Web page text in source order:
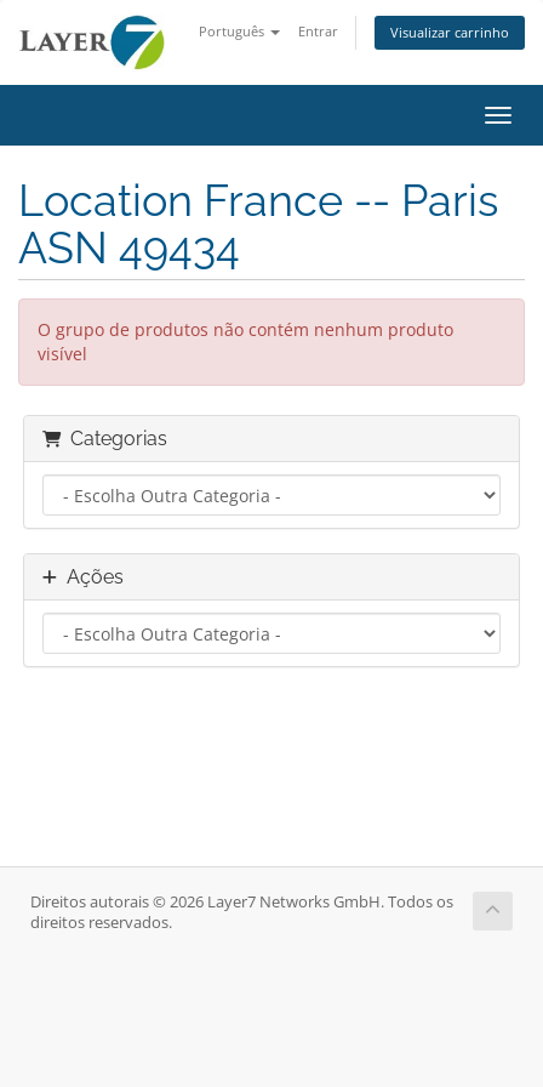
Português Entrar Visualizar carrinho
Location France -- Paris
ASN 49434
O grupo de produtos não contém nenhum produto
visível
Categorias
Ações
Direitos autorais © 2026 Layer7 Networks GmbH. Todos os
direitos reservados.